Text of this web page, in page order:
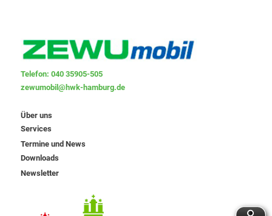
Telefon: 040 35905-505
zewumobil@hwk-hamburg.de
Über uns
Services
Termine und News
Downloads
Newsletter